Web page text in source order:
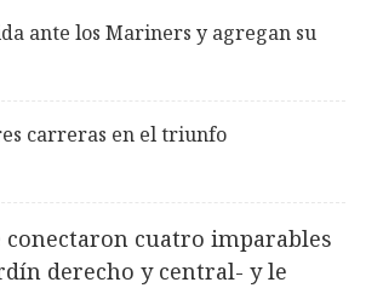
ante los Mariners y agregan su
carreras en el triunfo
conectaron cuatro imparables
derecho y central- y le